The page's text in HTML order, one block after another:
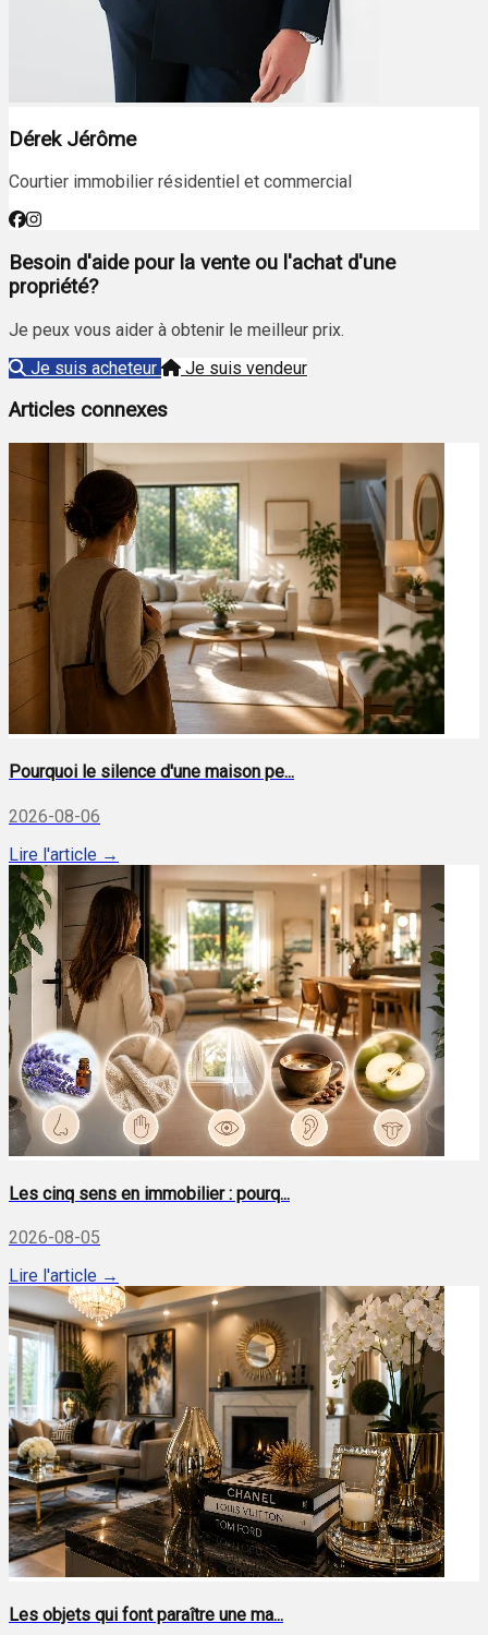
Dérek Jérôme
Courtier immobilier résidentiel et commercial
Besoin d'aide pour la vente ou l'achat d'une
propriété?
Je peux vous aider à obtenir le meilleur prix.
Je suis acheteur
Je suis vendeur
Articles connexes
Pourquoi le silence d'une maison pe...
2026-08-06
Lire l'article →
Les cinq sens en immobilier : pourq...
2026-08-05
Lire l'article →
Les objets qui font paraître une ma...